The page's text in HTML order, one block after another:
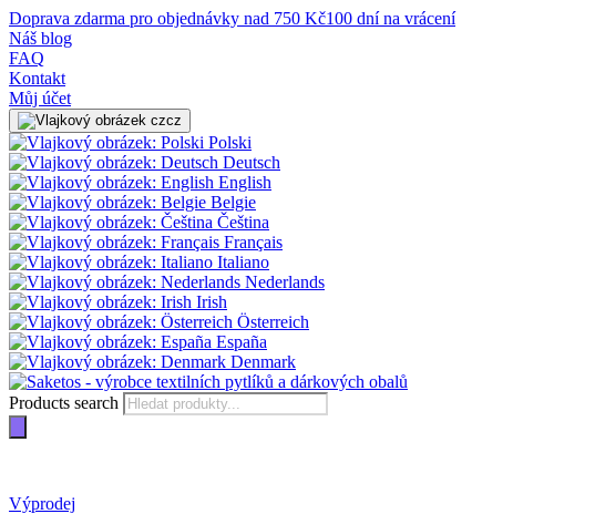
Doprava zdarma pro objednávky nad 750 Kč100 dní na vrácení
Náš blog
FAQ
Kontakt
Můj účet
cz
Polski
Deutsch
English
Belgie
Čeština
Français
Italiano
Nederlands
Irish
Österreich
España
Denmark
Products search
Výprodej